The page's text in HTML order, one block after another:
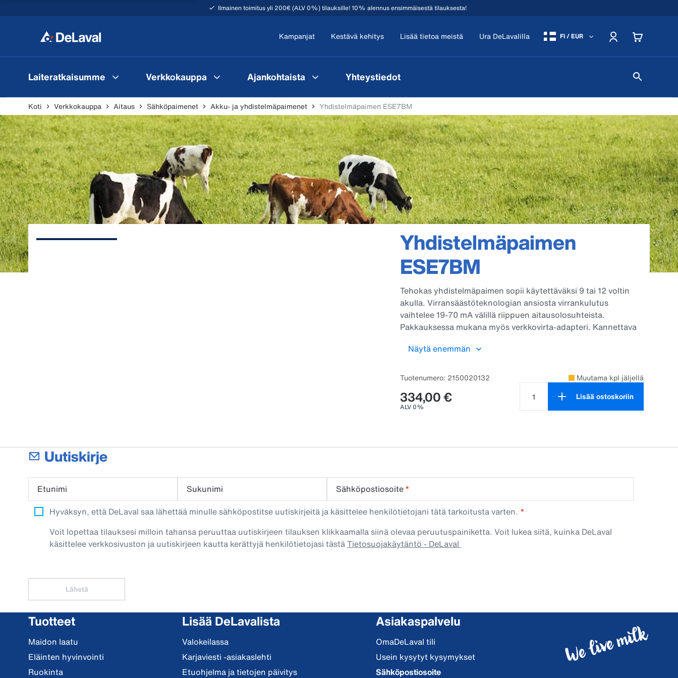
Ilmainen toimitus yli 200€ (ALV 0%) tilauksille! 10% alennus ensimmäisestä tilauksesta!
Kampanjat Kestävä kehitys Lisää tietoa meistä Ura DeLavalilla FI / EUR
Laiteratkaisumme Verkkokauppa Ajankohtaista Yhteystiedot
Koti Verkkokauppa Aitaus Sähköpaimenet Akku- ja yhdistelmäpaimenet Yhdistelmäpaimen ESE7BM
Yhdistelmäpaimen
ESE7BM
Tehokas yhdistelmäpaimen sopii käytettäväksi 9 tai 12 voltin
akulla. Virransäästöteknologian ansiosta virrankulutus
vaihtelee 19-70 mA välillä riippuen aitausolosuhteista.
Pakkauksessa mukana myös verkkovirta-adapteri. Kannettava
hyvissä olosuhteissa jopa 7 kilometriä, vahvan
maadoitussauvojen lukumäärä 1 kpl.
Näytä enemmän
Tuotenumero: 2150020132 Muutama kpl jäljellä
334,00 €
ALV 0%
Lisää ostoskoriin
Uutiskirje
Etunimi Sukunimi Sähköpostiosoite*
Hyväksyn, että DeLaval saa lähettää minulle sähköpostitse uutiskirjeitä ja käsittelee henkilötietojani tätä tarkoitusta varten.
Voit lopettaa tilauksesi milloin tahansa peruuttaa uutiskirjeen tilauksen klikkaamalla siinä olevaa peruutuspainiketta. Voit lukea siitä, kuinka DeLaval
käsittelee verkkosivuston ja uutiskirjeen kautta kerättyjä henkilötietojasi tästäTietosuojakäytäntö - DeLaval
Lähetä
Tuotteet
Maidon laatu
Eläinten hyvinvointi
Ruokinta
Lisää DeLavalista
Valokeilassa
Karjaviesti -asiakaslehti
Etuohjelma ja tietojen päivitys
Asiakaspalvelu
OmaDeLaval tili
Usein kysytyt kysymykset
Sähköpostiosoite